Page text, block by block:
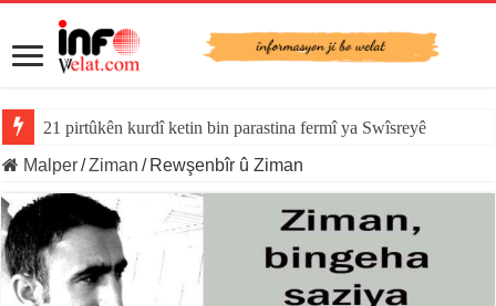
21 pirtûkên kurdî ketin bin parastina fermî ya Swîsreyê
Malper/Ziman / Rewşenbîr û Ziman